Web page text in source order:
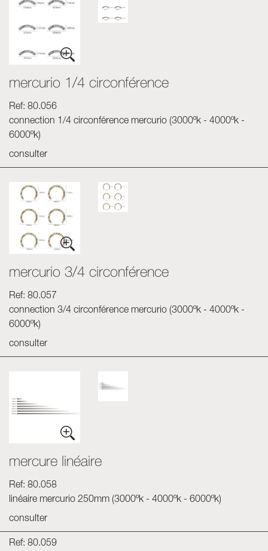
mercurio 1/4 circonférence
Ref: 80.056
connection 1/4 circonférence mercurio (3000ºk - 4000ºk -
6000ºk)
consulter
mercurio 3/4 circonférence
Ref: 80.057
connection 3/4 circonférence mercurio (3000ºk - 4000ºk -
6000ºk)
consulter
mercure linéaire
Ref: 80.058
linéaire mercurio 250mm (3000ºk - 4000ºk - 6000ºk)
consulter
Ref: 80.059